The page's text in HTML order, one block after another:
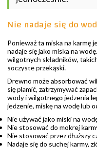
Nie nadaje się do
Ponieważ ta miska na karmę
nadaje się jako miska na
wilgotnych składników,
soczyste przekąski.
Drewno może absorbować
się plamić, zatrzymywać
wody i wilgotnego jedzenia
jedzenie, miskę na wodę lub
Nie używać jako miski na
Nie stosować do mokrej
Nie stosować przez dłuższy
Nadaje się do suchej karmy,